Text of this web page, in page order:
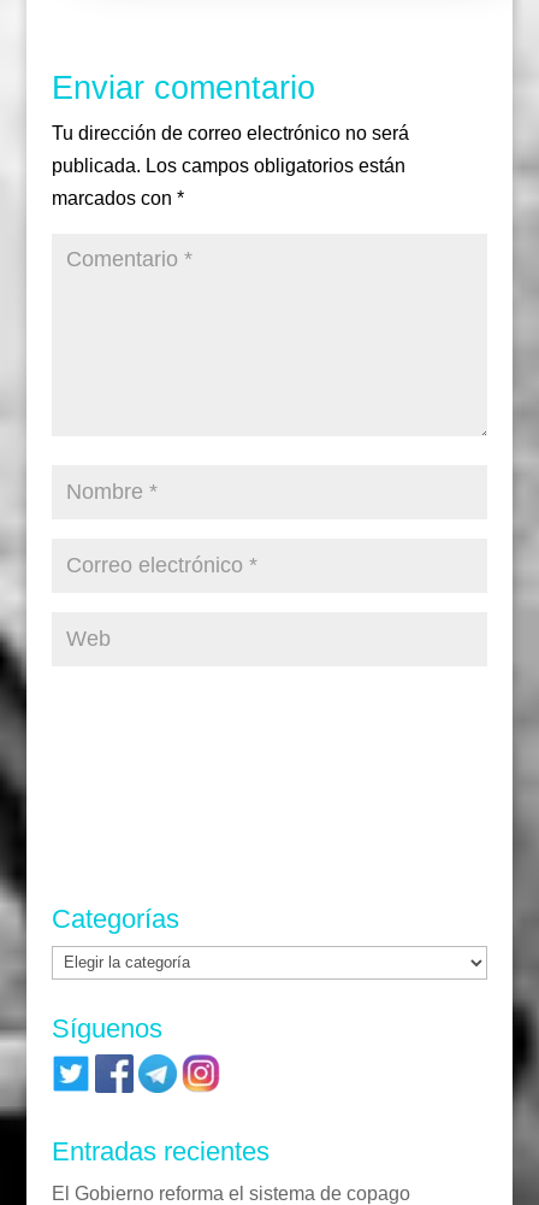
Enviar comentario
Tu dirección de correo electrónico no será
publicada. Los campos obligatorios están
marcados con *
Categorías
Categorías
Síguenos
Entradas recientes
El Gobierno reforma el sistema de copago